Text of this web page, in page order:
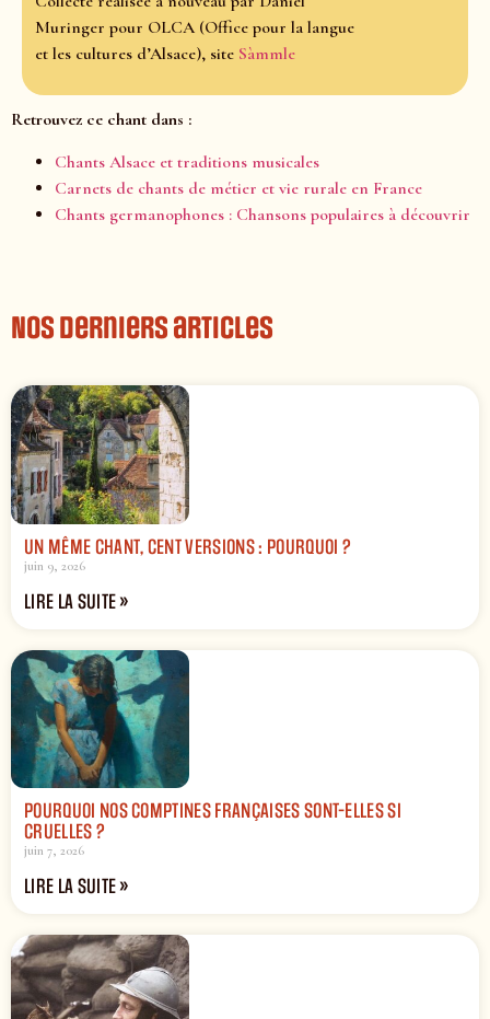
Muringer pour OLCA (Office pour la langue
et les cultures d’Alsace), site Sàmmle
Retrouvez ce chant dans :
Chants Alsace et traditions musicales
Carnets de chants de métier et vie rurale en France
Chants germanophones : Chansons populaires à découvrir
Nos derniers articles
UN MÊME CHANT, CENT VERSIONS : POURQUOI ?
juin 9, 2026
LIRE LA SUITE »
POURQUOI NOS COMPTINES FRANÇAISES SONT-ELLES SI
CRUELLES ?
juin 7, 2026
LIRE LA SUITE »